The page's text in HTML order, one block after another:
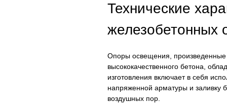
Технические
железобетонных
Опоры освещения,
высококачественного бетона,
изготовления включает в себя
напряженной арматуры и заливку
воздушных пор.